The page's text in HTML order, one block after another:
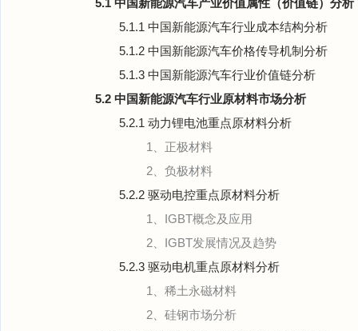
5.1 中国新能源汽车产业价值属性（价值链）分析
5.1.1 中国新能源汽车行业成本结构分析
5.1.2 中国新能源汽车价格传导机制分析
5.1.3 中国新能源汽车行业价值链分析
5.2 中国新能源汽车行业原材料市场分析
5.2.1 动力锂电池重点原材料分析
1、正极材料
2、负极材料
5.2.2 驱动电控重点原材料分析
1、IGBT概念及应用
2、IGBT发展情况及趋势
5.2.3 驱动电机重点原材料分析
1、稀土永磁材料
2、硅钢市场分析